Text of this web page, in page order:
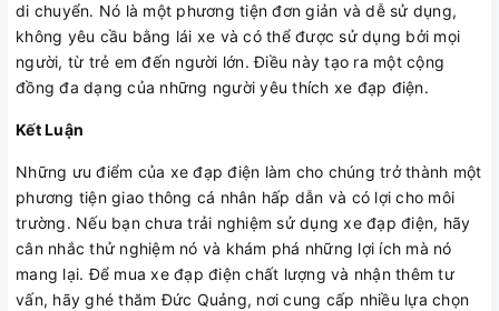
di chuyển. Nó là một phương tiện đơn giản và dễ sử dụng,
không yêu cầu bằng lái xe và có thể được sử dụng bởi mọi
người, từ trẻ em đến người lớn. Điều này tạo ra một cộng
đồng đa dạng của những người yêu thích xe đạp điện.
Kết Luận
Những ưu điểm của xe đạp điện làm cho chúng trở thành một
phương tiện giao thông cá nhân hấp dẫn và có lợi cho môi
trường. Nếu bạn chưa trải nghiệm sử dụng xe đạp điện, hãy
cân nhắc thử nghiệm nó và khám phá những lợi ích mà nó
mang lại. Để mua xe đạp điện chất lượng và nhận thêm tư
vấn, hãy ghé thăm Đức Quảng, nơi cung cấp nhiều lựa chọn